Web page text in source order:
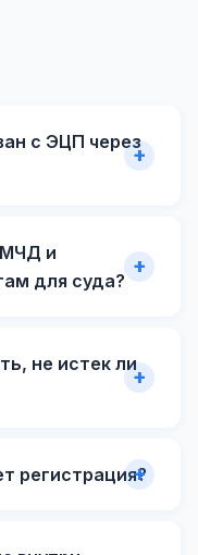
с ЭЦП через
МЧД и
для суда?
не истек ли
регистрация?